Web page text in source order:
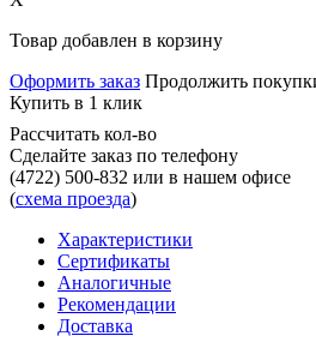
Товар добавлен в корзину
Оформить заказ Продолжить
Купить в 1 клик
Рассчитать кол-во
Сделайте заказ по телефону
(4722) 500-832 или в нашем офисе
(схема проезда)
Характеристики
Сертификаты
Аналогичные
Рекомендации
Доставка